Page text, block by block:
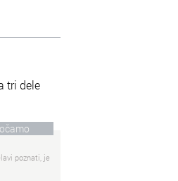
tri dele
poznati, je